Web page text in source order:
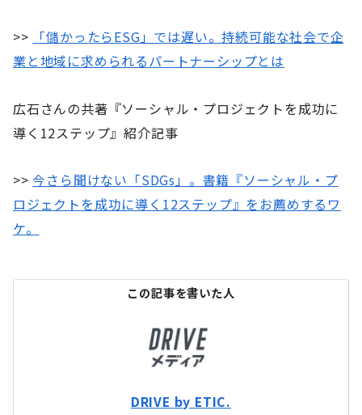
>>
「儲かったらESG」では遅い。持続可能な社会で企
業と地域に求められるパートナーシップとは
広石さんの共著『ソーシャル・プロジェクトを成功に
導く12ステップ』紹介記事
>>今さら聞けない「SDGs」。書籍『ソーシャル・プ
ロジェクトを成功に導く12ステップ』をお薦めするワ
ケ。
この記事を書いた人
DRIVE by ETIC.